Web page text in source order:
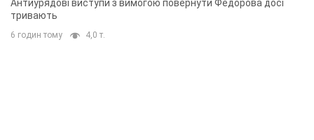
Антиурядові виступи з вимогою повернути Федорова досі
тривають
6 годин тому 4,0 т.